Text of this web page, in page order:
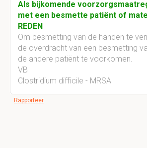
Als bijkomende
met een besmette patiënt of
REDEN
Om besmetting van de handen te
de overdracht van een besmetting
de andere patiënt te voorkomen.
VB
Clostridium difficile - MRSA
Rapporteer